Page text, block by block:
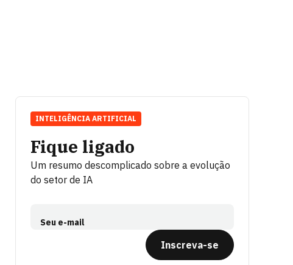
Fique ligado
Um resumo descomplicado sobre a evolução
do setor de IA
Seu e-mail
Inscreva-se
INTELIGÊNCIA ARTIFICIAL